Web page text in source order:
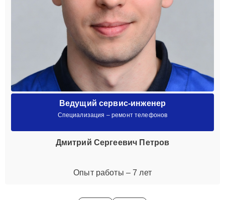
Ведущий сервис-инженер
Специализация – ремонт телефонов
Дмитрий Сергеевич Петров
Опыт работы – 7 лет